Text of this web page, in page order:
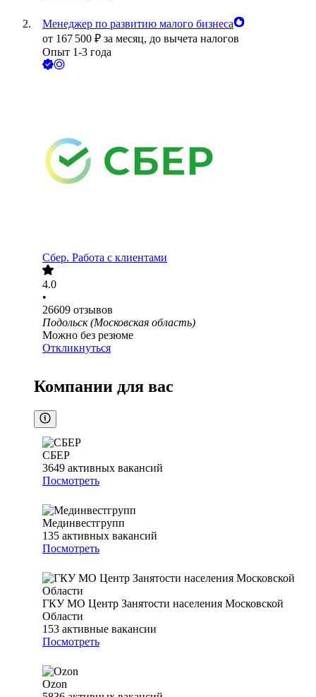
Менеджер по развитию малого бизнеса
от 167 500 ₽ за месяц, до вычета налогов
Опыт 1-3 года
Сбер. Работа с клиентами
4.0
•
26609 отзывов
Подольск (Московская область)
Можно без резюме
Откликнуться
Компании для вас
СБЕР
3649 активных вакансий
Посмотреть
Мединвестгрупп
135 активных вакансий
Посмотреть
ГКУ МО Центр Занятости населения Московской
Области
153 активные вакансии
Посмотреть
Ozon